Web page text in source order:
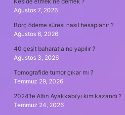
Ağustos 7, 2026
Borç ödeme süresi nasıl hesaplanır ?
Ağustos 6, 2026
40 çeşit baharatla ne yapılır ?
Ağustos 3, 2026
Tomografide tumor çıkar mı ?
Temmuz 29, 2026
2024’te Altın Ayakkabı’yı kim kazandı ?
Temmuz 24, 2026